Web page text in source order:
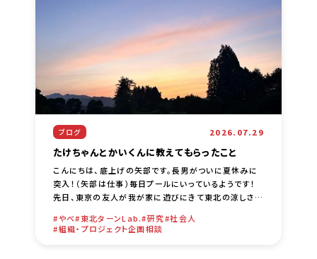
ブログ 2026.07.29
たけちゃんとかいくんに教えてもらったこと
こんにちは、底上げの矢部です。長男がついに夏休みに
突入！（矢部は仕事）毎日プールにいっているようです！
先日、東京の友人が我が家に遊びにきて東北の涼しさに
ひく気候です（笑） [… …
やべ 東北ターンLab. 研究 社会人
組織・プロジェクト企画相談